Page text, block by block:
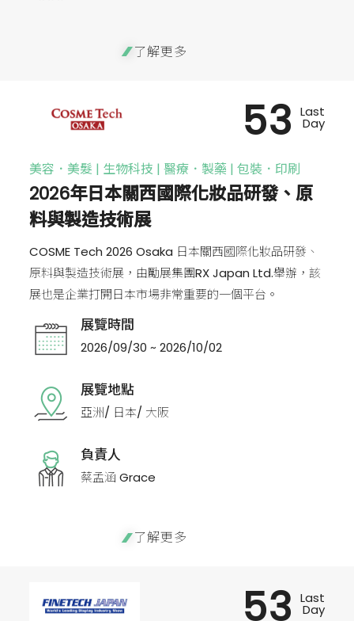
了解更多
美容．美髮 | 生物科技 | 醫療．製藥 | 包裝．印刷
2026年日本關西國際化妝品研發、原
料與製造技術展
COSME Tech 2026 Osaka 日本關西國際化妝品研發、
原料與製造技術展，由勵展集團RX Japan Ltd.舉辦，該
展也是企業打開日本市場非常重要的一個平台。
展覽時間
2026/09/30 ~ 2026/10/02
展覽地點
亞洲/ 日本/ 大阪
負責人
蔡孟涵 Grace
53 Last
Day
了解更多
53 Last
Day